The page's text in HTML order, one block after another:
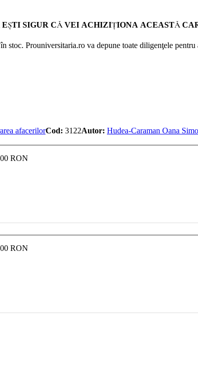
SIGUR CĂ VEI ACHIZIŢIONA ACEASTĂ
stoc. Prouniversitaria.ro va depune toate diligenţele
afacerilorCod: 3122Autor: Hudea-Caraman Oana